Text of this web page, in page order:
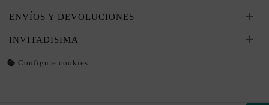
ENVÍOS Y DEVOLUCIONES
INVITADISIMA
Configure cookies